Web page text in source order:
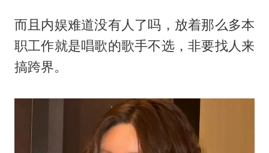
而且内娱难道没有人了吗，放着那么多本
职工作就是唱歌的歌手不选，非要找人来
搞跨界。